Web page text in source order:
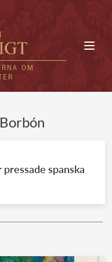
OM
spanska